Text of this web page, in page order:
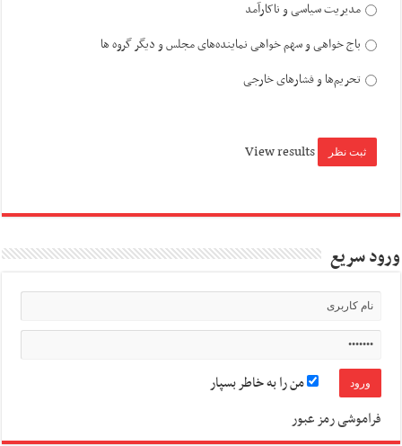
مدیریت سیاسی و ناکارآمد
باج خواهی و سهم خواهی نماینده‌های مجلس و دیگر گروه ها
تحریم‌ها و فشارهای خارجی
View results
ورود سریع
من را به خاطر بسپار
فراموشی رمز عبور